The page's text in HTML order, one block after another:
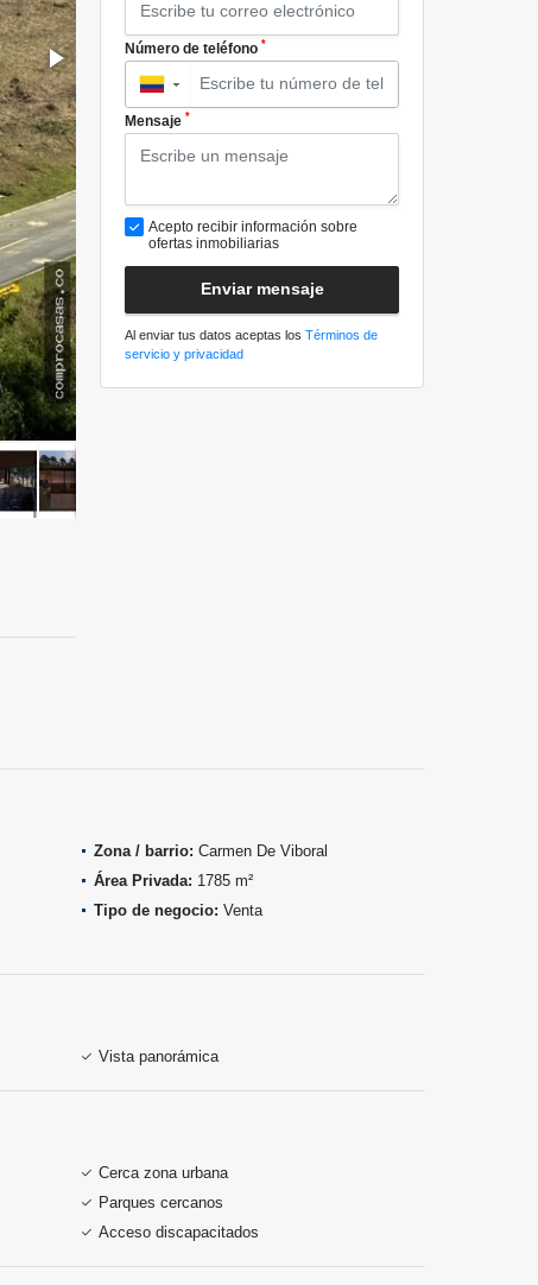
Número de teléfono *
▼
Mensaje *
Acepto recibir información sobre
ofertas inmobiliarias
Enviar mensaje
Al enviar tus datos aceptas los Términos de
servicio y privacidad
Zona / barrio: Carmen De Viboral
Área Privada: 1785 m²
Tipo de negocio: Venta
Vista panorámica
Cerca zona urbana
Parques cercanos
Acceso discapacitados